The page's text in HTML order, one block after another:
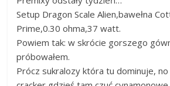
Setup Dragon Scale Alien,bawełna
Prime,0.30 ohma,37 watt.
Powiem tak: w skrócie gorszego
próbowałem.
Prócz sukralozy która tu dominuje,